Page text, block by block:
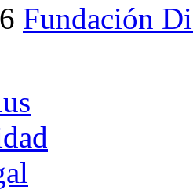
Fundación